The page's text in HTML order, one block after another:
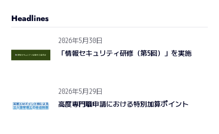
Headlines
2026年5月30日
「情報セキュリティ研修（第5回）」を実施
2026年5月29日
高度専門職申請における特別加算ポイント